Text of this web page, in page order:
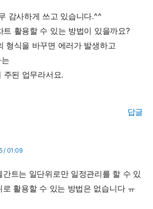
감사하게 쓰고 있습니다.^^
트 활용할 수 있는 방법이 있을까요?
형식을 바꾸면 에러가 발생하고
된 업무라서요.
답글
/ 01:09
간트는 일단위로만 일정관리를 할 수 있
로 활용할 수 있는 방법은 없습니다 ㅠ